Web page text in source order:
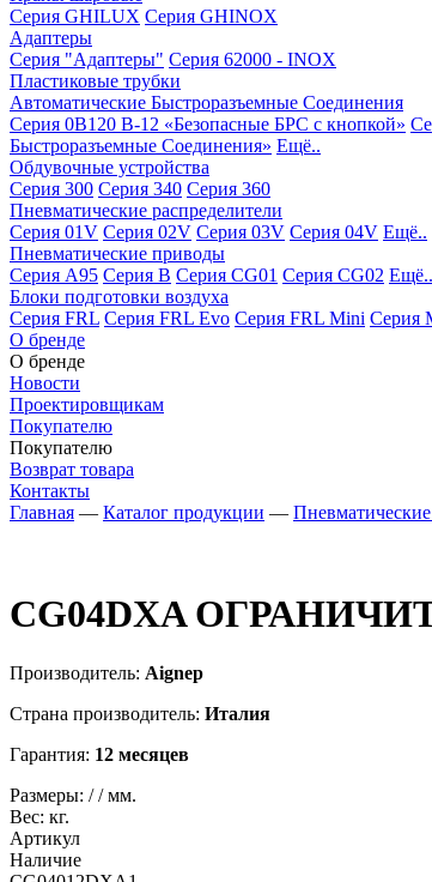
Серия GHILUX Серия GHINOX
Адаптеры
Серия "Адаптеры" Серия 62000 - INOX
Пластиковые трубки
Автоматические Быстроразъемные Соединения
Серия 0B120 B-12 «Безопасные БРС с кнопкой»
Быстроразъемные Соединения» Ещё..
Обдувочные устройства
Серия 300 Серия 340 Серия 360
Пневматические распределители
Серия 01V Серия 02V Серия 03V Серия 04V Ещё..
Пневматические приводы
Серия A95 Серия B Серия CG01 Серия CG02 Ещё..
Блоки подготовки воздуха
Серия FRL Серия FRL Evo Серия FRL Mini
О бренде
О бренде
Новости
Проектировщикам
Покупателю
Покупателю
Возврат товара
Контакты
Главная — Каталог продукции —
CG04DXA
Производитель: Aignep
Страна производитель: Италия
Гарантия: 12 месяцев
Размеры: //мм.
Вес: кг.
Артикул
Наличие